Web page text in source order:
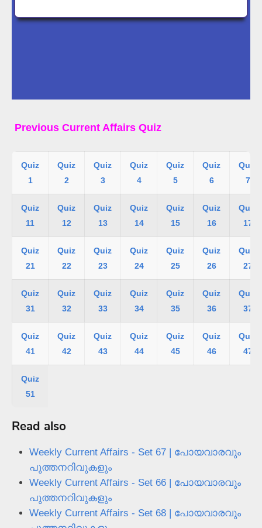
Previous Current Affairs Quiz
Quiz
1
Quiz
2
Quiz
3
Quiz
4
Quiz
5
Quiz
6
Quiz
7
Quiz
11
Quiz
12
Quiz
13
Quiz
14
Quiz
15
Quiz
16
Quiz
17
Quiz
21
Quiz
22
Quiz
23
Quiz
24
Quiz
25
Quiz
26
Quiz
27
Quiz
31
Quiz
32
Quiz
33
Quiz
34
Quiz
35
Quiz
36
Quiz
37
Quiz
41
Quiz
42
Quiz
43
Quiz
44
Quiz
45
Quiz
46
Quiz
47
Quiz
51
Read also
Weekly Current Affairs - Set 67 | പോയവാരവും
പുത്തനറിവുകളും
Weekly Current Affairs - Set 66 | പോയവാരവും
പുത്തനറിവുകളും
Weekly Current Affairs - Set 68 | പോയവാരവും